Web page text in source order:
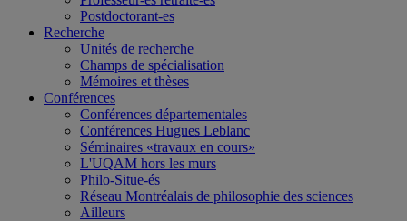
Postdoctorant-es
Recherche
Unités de recherche
Champs de spécialisation
Mémoires et thèses
Conférences
Conférences départementales
Conférences Hugues Leblanc
Séminaires «travaux en cours»
L'UQAM hors les murs
Philo-Situe-és
Réseau Montréalais de philosophie des sciences
Ailleurs